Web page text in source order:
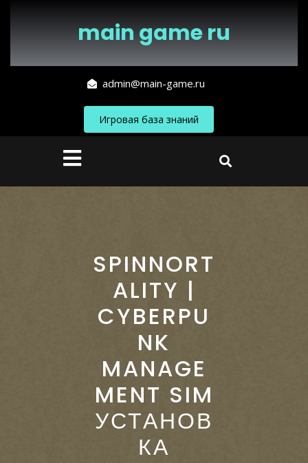
main game ru
admin@main-game.ru
Игровая база знаний
Кнопка
Открыть
SPINNORT
ALITY |
CYBERPU
NK
MANAGE
MENT SIM
УСТАНОВ
КА